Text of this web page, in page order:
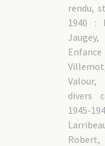
rendu,
1940 :
Valour,
divers
1945-
Robert,